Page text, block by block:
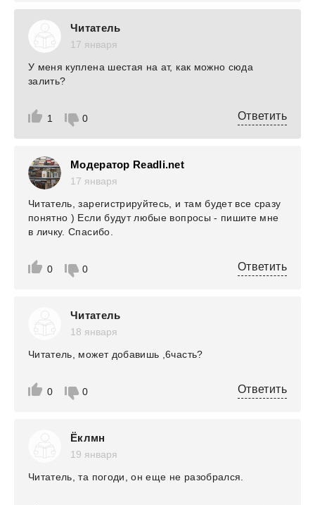
Читатель
17 января
1 0
У меня куплена шестая на ат, как можно сюда
залить?
Ответить
Модератор Readli.net
17 января
0 0
Читатель, зарегистрируйтесь, и там будет все сразу
понятно ) Если будут любые вопросы - пишите мне
в личку. Спасибо.
Ответить
Читатель
18 января
0 0
Читатель, может добавишь ,6часть?
Ответить
Ёклмн
19 января
Читатель, та погоди, он еще не разобрался.